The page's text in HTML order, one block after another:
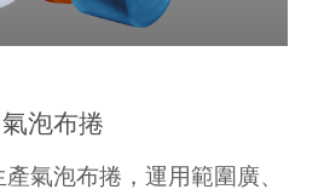
氣泡布捲
氣泡布捲，運用範圍廣、